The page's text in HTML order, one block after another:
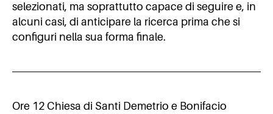
selezionati, ma soprattutto capace di seguire e, in
alcuni casi, di anticipare la ricerca prima che si
configuri nella sua forma finale.
Ore 12 Chiesa di Santi Demetrio e Bonifacio